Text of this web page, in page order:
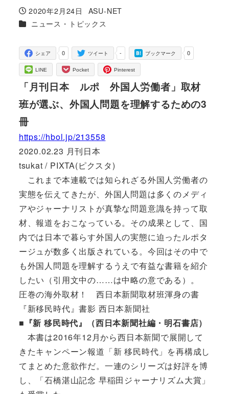
投稿日
2020年2月24日
著
者
ASU-NET
カテゴリー
ニュース・トピックス
0
シェア -
ツイート 0
ブックマーク
LINE Pocket Pinterest
「月刊日本 ルポ 外国人労働者」取材
班が選ぶ、外国人問題を理解するための3
冊
https://hbol.jp/213558
2020.02.23 月刊日本
tsukat / PIXTA(ピクスタ)
これまで本連載では知られざる外国人労働者の
実態を伝えてきたが、外国人問題は多くのメディ
アやジャーナリストが真摯な問題意識を持って取
材、報道をおこなっている。その成果として、国
内では日本で暮らす外国人の実態に迫ったルポタ
ージュが数多く出版されている。今回はその中で
も外国人問題を理解するうえで有益な書籍を紹介
したい（引用文中の……は中略の意である）。
圧巻の海外取材！ 西日本新聞取材班渾身の書
『新移民時代』書影 西日本新聞社
■『新 移民時代』（西日本新聞社編・明石書店）
本書は2016年12月から西日本新聞で展開して
きたキャンペーン報道「新 移民時代」を再構成し
てまとめた意欲作だ。一連のシリーズは好評を博
し、「石橋湛山記念 早稲田ジャーナリズム大賞」